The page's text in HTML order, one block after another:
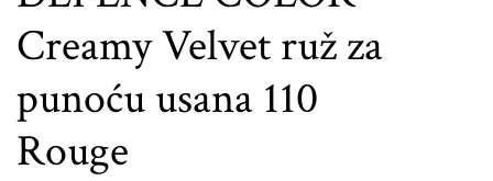
Creamy Velvet ruž za
punoću usana 110
Rouge